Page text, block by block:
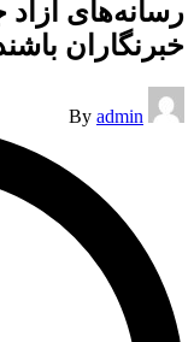
رسانه‌های
خبرنگاران
Posted
by
By admin